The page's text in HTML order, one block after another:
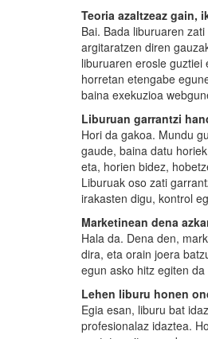
Teoria azaltzeaz gain,
Bai. Bada liburuaren
argitaratzen diren
liburuaren erosle
horretan etengabe
baina exekuzioa
Liburuan garrantzi
Hori da gakoa. Mundu
gaude, baina datu
eta, horien bidez,
Liburuak oso zati
irakasten digu, kontrol
Marketinean dena
Hala da. Dena den,
dira, eta orain joera
egun asko hitz egiten
Lehen liburu honen
Egia esan, liburu bat
profesionalaz idaztea.